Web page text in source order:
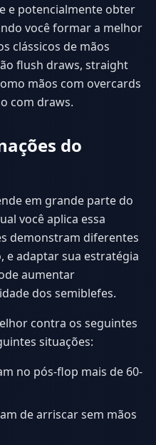
e potencialmente obter
você formar a melhor
clássicos de mãos
flush draws, straight
mãos com overcards
com draws.
do
em grande parte do
você aplica essa
demonstram diferentes
e adaptar sua estratégia
aumentar
dos semiblefes.
contra os seguintes
situações:
no pós-flop mais de 60-
de arriscar sem mãos